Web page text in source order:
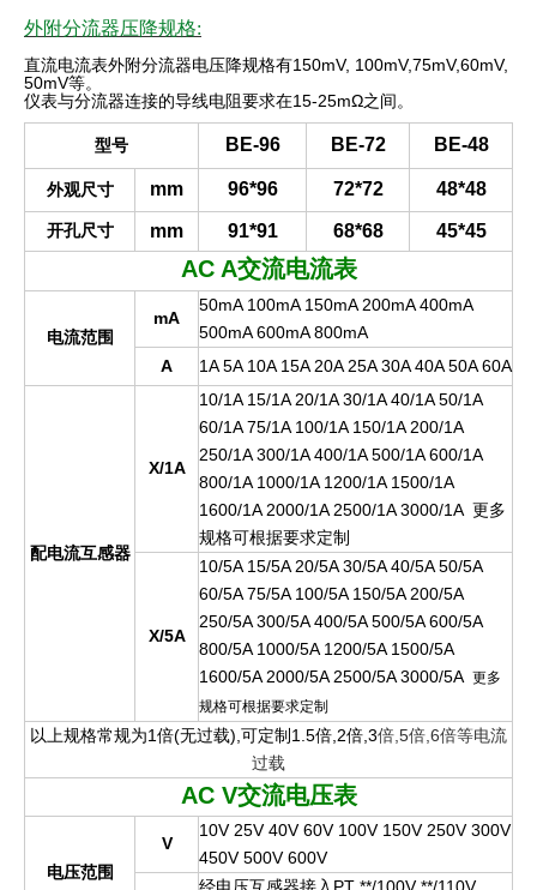
外附分流器压降规格:
直流电流表外附分流器电压降规格有150mV, 100mV,75mV,60mV,
50mV等。
仪表与分流器连接的导线电阻要求在15-25mΩ之间。
型号 BE-96 BE-72 BE-48
外观尺寸 mm 96*96 72*72 48*48
开孔尺寸 mm 91*91 68*68 45*45
AC A交流电流表
电流范围
mA
50mA 100mA 150mA 200mA 400mA
500mA 600mA 800mA
A
1A 5A 10A 15A 20A 25A 30A 40A 50A 60A
配电流互感器
X/1A
10/1A 15/1A 20/1A 30/1A 40/1A 50/1A
60/1A 75/1A 100/1A 150/1A 200/1A
250/1A 300/1A 400/1A 500/1A 600/1A
800/1A 1000/1A 1200/1A 1500/1A
1600/1A 2000/1A 2500/1A 3000/1A 更多
规格可根据要求定制
X/5A
10/5A 15/5A 20/5A 30/5A 40/5A 50/5A
60/5A 75/5A 100/5A 150/5A 200/5A
250/5A 300/5A 400/5A 500/5A 600/5A
800/5A 1000/5A 1200/5A 1500/5A
1600/5A 2000/5A 2500/5A 3000/5A 更多
规格可根据要求定制
以上规格常规为1倍(无过载),可定制1.5倍,2倍,3倍,5倍,6倍等电流
过载
AC V交流电压表
电压范围
V
10V 25V 40V 60V 100V 150V 250V 300V
450V 500V 600V
经电压互感器接入PT **/100V **/110V